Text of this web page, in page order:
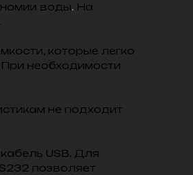
воды. На
которые легко
необходимости
не подходит
USB. Для
позволяет